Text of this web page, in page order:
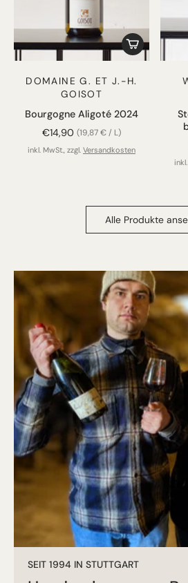
DOMAINE G. ET J.-H.
GOISOT
Bourgogne Aligoté 2024
€14,90 (19,87 € / L)
inkl. MwSt., zzgl. Versandkosten
Alle Produkte
SEIT 1994 IN STUTTGART